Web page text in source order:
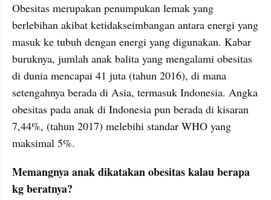
Obesitas merupakan penumpukan lemak yang
berlebihan akibat ketidakseimbangan antara energi yang
masuk ke tubuh dengan energi yang digunakan. Kabar
buruknya, jumlah anak balita yang mengalami obesitas
di dunia mencapai 41 juta (tahun 2016), di mana
setengahnya berada di Asia, termasuk Indonesia. Angka
obesitas pada anak di Indonesia pun berada di kisaran
7,44%, (tahun 2017) melebihi standar WHO yang
maksimal 5%.
Memangnya anak dikatakan obesitas kalau berapa
kg beratnya?